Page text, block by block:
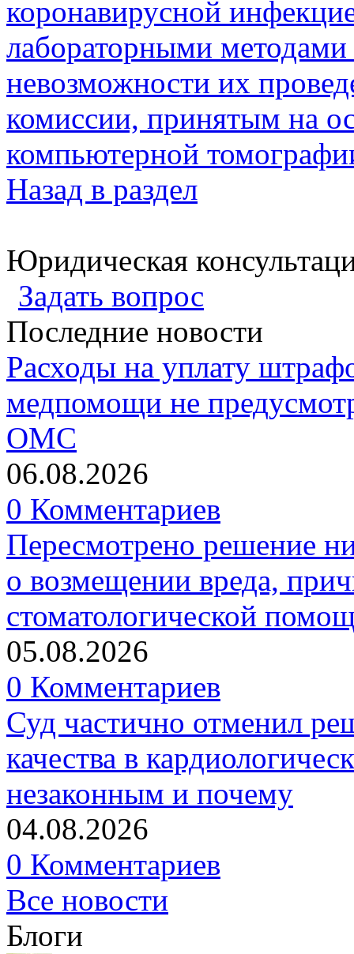
коронавирусной
лабораторными методами
невозможности их
комиссии, принятым на
компьютерной
Назад в раздел
Юридическая
Задать вопрос
Последние новости
Расходы на уплату
медпомощи не
ОМС
06.08.2026
0 Комментариев
Пересмотрено решение
о возмещении вреда,
стоматологической
05.08.2026
0 Комментариев
Суд частично отменил
качества в
незаконным и почему
04.08.2026
0 Комментариев
Все новости
Блоги